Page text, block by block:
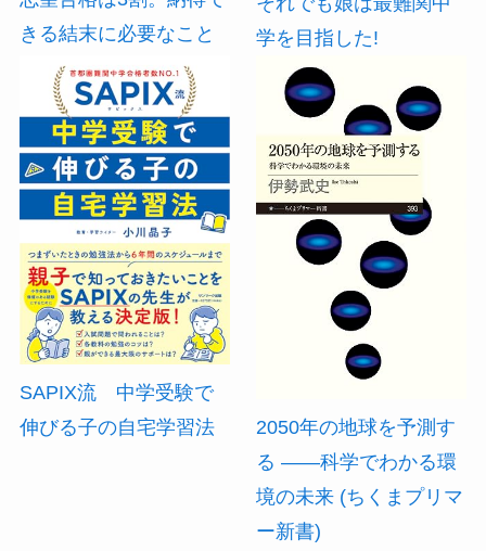
きる結末に必要なこと
学を目指した!
SAPIX流 中学受験で
伸びる子の自宅学習法
2050年の地球を予測す
る ――科学でわかる環
境の未来 (ちくまプリマ
ー新書)